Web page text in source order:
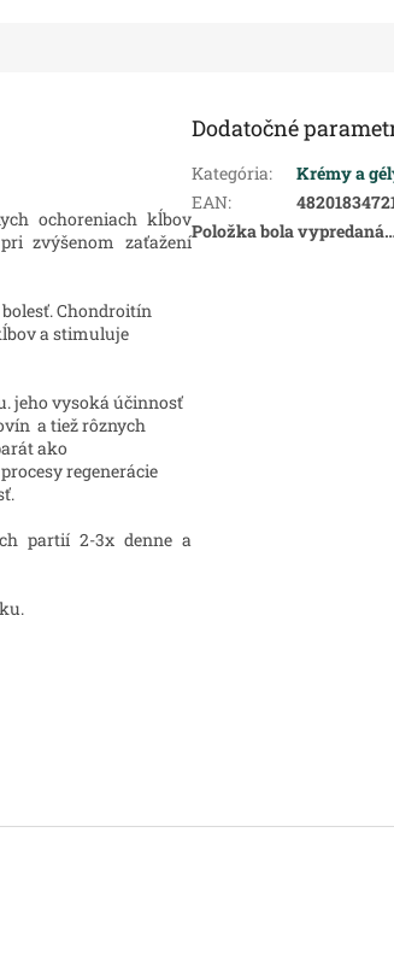
ochoreniach kĺbov
zvýšenom zaťažení
Chondroitín
a stimuluje
jeho vysoká účinnosť
a tiež rôznych
ako
regenerácie
partií 2-3x denne a
Dodatočné
Kategória:
Krémy a
EAN:
Položka bola